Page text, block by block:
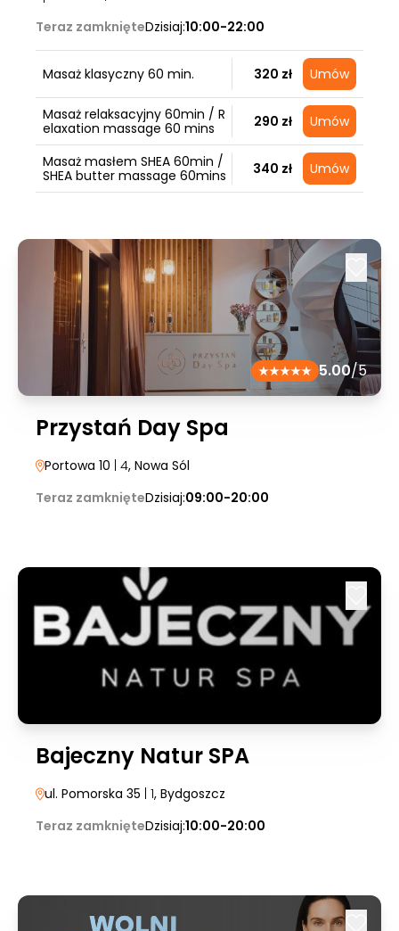
Teraz zamknięteDzisiaj:10:00-22:00
Masaż klasyczny 60 min. 320 zł Umów
Masaż relaksacyjny 60min / R
elaxation massage 60 mins
290 zł Umów
Masaż masłem SHEA 60min /
SHEA butter massage 60mins
340 zł Umów
5.00/5
Przystań Day Spa
Portowa 10 | 4, Nowa Sól
Teraz zamknięteDzisiaj:09:00-20:00
Bajeczny Natur SPA
ul. Pomorska 35 | 1, Bydgoszcz
Teraz zamknięteDzisiaj:10:00-20:00